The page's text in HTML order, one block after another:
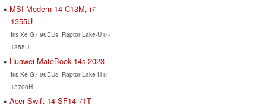
MSI Modern 14 C13M, i7-
1355U
Iris Xe G7 96EUs, Raptor Lake-U i7-
1355U
Huawei MateBook 14s 2023
Iris Xe G7 96EUs, Raptor Lake-H i7-
13700H
Acer Swift 14 SF14-71T-